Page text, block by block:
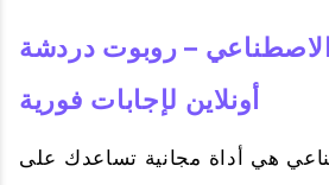
– روبوت دردشة
أونلاين لإجابات فورية
هي أداة مجانية تساعدك على